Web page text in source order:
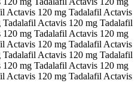
Actavis 120 mg Tadalafil Actavis
Actavis 120 mg Tadalafil
mg Tadalafil Actavis 120 mg
Actavis 120 mg Tadalafil Actavis
Actavis 120 mg Tadalafil
mg Tadalafil Actavis 120 mg
Actavis 120 mg Tadalafil Actavis